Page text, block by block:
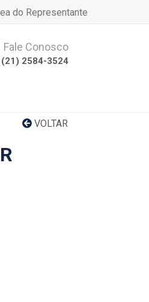
do Representante
Fale Conosco
(21) 2584-3524
VOLTAR